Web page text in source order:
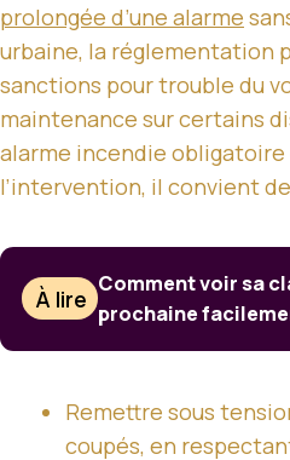
prolongée d’une alarme
urbaine, la réglementation
sanctions pour trouble du
maintenance sur certains
alarme incendie obligatoire
l’intervention, il convient
À lire
Comment voir sa
prochaine
Remettre sous
coupés, en